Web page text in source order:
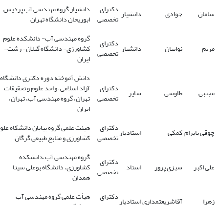
سامان
جوادی دانشیار دکترای
تخصصی
دانشیار گروه مهندسی آب پردیس
ابوریحان دانشگاه تهران
مریم نوابیان دانشیار دکترای
تخصصی
گروه مهندسی آب- دانشکده علوم
کشاورزی- دانشگاه گیلان- رشت-
ایران
مجتبی طاوسی سایر دکترای
تخصصی
دانش آموخته دوره دکتری دانشگاه
آزاد اسلامی، واحد علوم و تحقیقات
تهران، گروه مهندسی آب، تهران،
ایران
چوقی بایرامکمکی استادیاردکترای
تخصصی
هیئت علمی گروه بیابان دانشکاه
کشاورزی و منابع طبیعی گرگان
علی اکبر سبزی پرور استاد دکترای
تخصصی
گروه مهندسی آب،دانشکده
کشاورزی، دانشگاه بوعلی سینا
همدان
زهرا
آقاشریعتمداریاستادیاردکترای هیأت علمی گروه مهندسی آب